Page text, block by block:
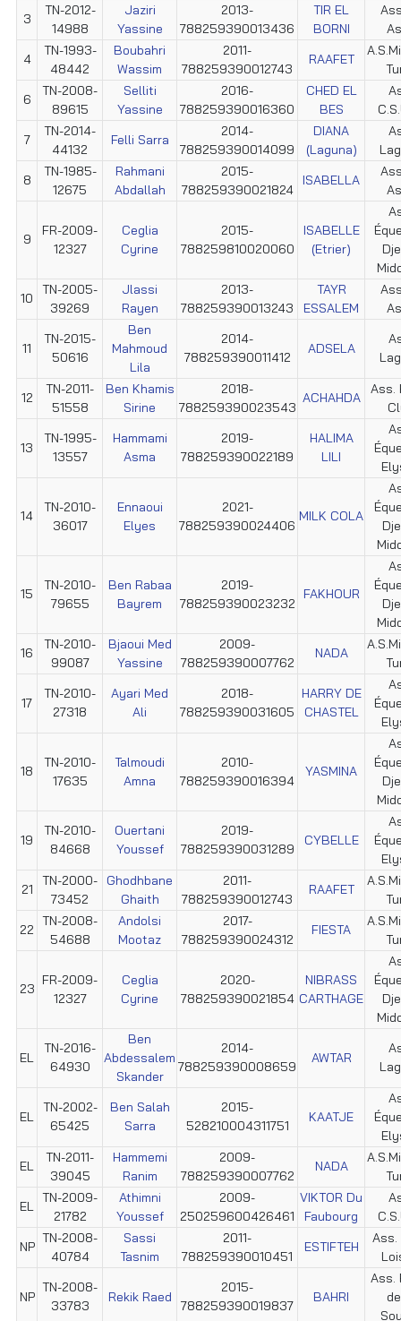
3
TN-2012-
14988
Jaziri
Yassine
2013-
788259390013436
TIR EL
BORNI
4
TN-1993-
48442
Boubahri
Wassim
2011-
788259390012743
RAAFET
6
TN-2008-
89615
Selliti
Yassine
2016-
788259390016360
CHED EL
BES
7
TN-2014-
44132
Felli Sarra
2014-
788259390014099
DIANA
(Laguna)
8
TN-1985-
12675
Rahmani
Abdallah
2015-
788259390021824
ISABELLA
9
FR-2009-
12327
Ceglia
Cyrine
2015-
788259810020060
ISABELLE
(Etrier)
10
TN-2005-
39269
Jlassi
Rayen
2013-
788259390013243
TAYR
ESSALEM
11
TN-2015-
50616
Ben
Mahmoud
Lila
2014-
788259390011412
ADSELA
12
TN-2011-
51558
Ben Khamis
Sirine
2018-
788259390023543
ACHAHDA
Ass.
13
TN-1995-
13557
Hammami
Asma
2019-
788259390022189
HALIMA
LILI
14
TN-2010-
36017
Ennaoui
Elyes
2021-
788259390024406
MILK COLA
15
TN-2010-
79655
Ben Rabaa
Bayrem
2019-
788259390023232
FAKHOUR
16
TN-2010-
99087
Bjaoui Med
Yassine
2009-
788259390007762
NADA
17
TN-2010-
27318
Ayari Med
Ali
2018-
788259390031605
HARRY DE
CHASTEL
18
TN-2010-
17635
Talmoudi
Amna
2010-
788259390016394
YASMINA
19
TN-2010-
84668
Ouertani
Youssef
2019-
788259390031289
CYBELLE
21
TN-2000-
73452
Ghodhbane
Ghaith
2011-
788259390012743
RAAFET
22
TN-2008-
54688
Andolsi
Mootaz
2017-
788259390024312
FIESTA
23
FR-2009-
12327
Ceglia
Cyrine
2020-
788259390021854
NIBRASS
CARTHAGE
EL
TN-2016-
64930
Ben
Abdessalem
Skander
2014-
788259390008659
AWTAR
EL
TN-2002-
65425
Ben Salah
Sarra
2015-
528210004311751
KAATJE
EL
TN-2011-
39045
Hammemi
Ranim
2009-
788259390007762
NADA
EL
TN-2009-
21782
Athimni
Youssef
2009-
250259600426461
VIKTOR Du
Faubourg
NP
TN-2008-
40784
Sassi
Tasnim
2011-
788259390010451
ESTIFTEH
Ass.
NP
TN-2008-
33783
Rekik Raed
2015-
788259390019837
BAHRI
Ass.